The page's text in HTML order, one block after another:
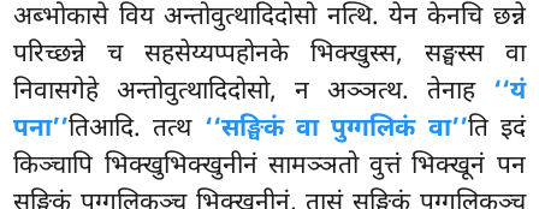
अब्भोकासे विय अन्तोवुत्थादिदोसो नत्थि. येन केनचि छन्ने
परिच्छन्ने च सहसेय्यप्पहोनके भिक्खुस्स, सङ्घस्स वा
निवासगेहे अन्तोवुत्थादिदोसो, न अञ्ञत्थ. तेनाह ‘‘यं
पना’’तिआदि. तत्थ ‘‘सङ्घिकं वा पुग्गलिकं वा’’ति इदं
किञ्चापि भिक्खुभिक्खुनीनं सामञ्ञतो वुत्तं भिक्खूनं पन